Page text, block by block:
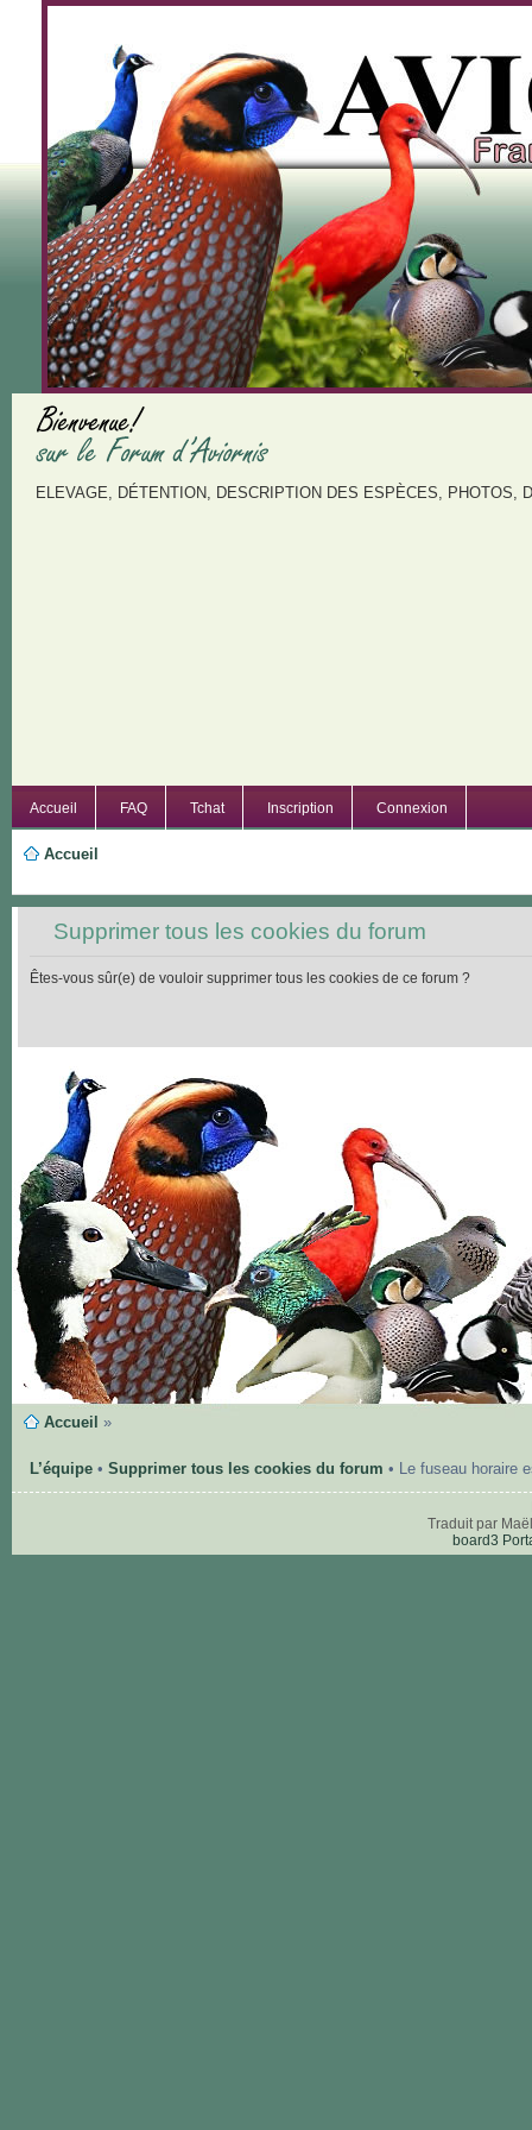
ELEVAGE, DÉTENTION, DESCRIPTION DES ESPÈCES, PHOTOS,
Accueil FAQ Tchat Inscription Connexion
Accueil
Supprimer tous les cookies du forum
Êtes-vous sûr(e) de vouloir supprimer tous les cookies de ce forum ?
Accueil »
L’équipe• Supprimer tous les cookies du forum • Le fuseau horaire
Traduit par
board3